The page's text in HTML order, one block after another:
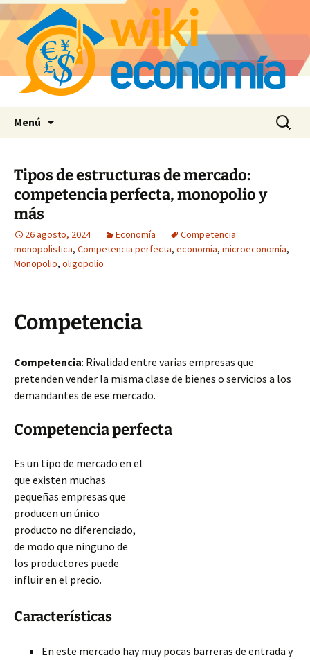
Menú Buscar:
Tipos de estructuras de mercado:
competencia perfecta, monopolio y
más
26 agosto, 2024 Economía
Competencia
monopolistica, Competencia perfecta, economia, microeconomía,
Monopolio, oligopolio
Competencia
Competencia: Rivalidad entre varias empresas que
pretenden vender la misma clase de bienes o servicios a los
demandantes de ese mercado.
Competencia perfecta
Es un tipo de mercado en el
que existen muchas
pequeñas empresas que
producen un único
producto no diferenciado,
de modo que ninguno de
los productores puede
influir en el precio.
Características
En este mercado hay muy pocas barreras de entrada y